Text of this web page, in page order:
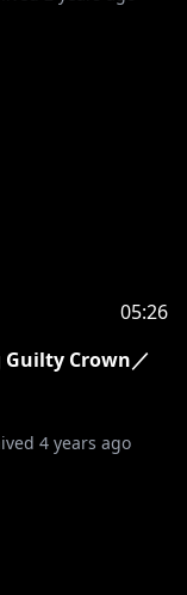
05:26
Guilty Crown／
4 years ago